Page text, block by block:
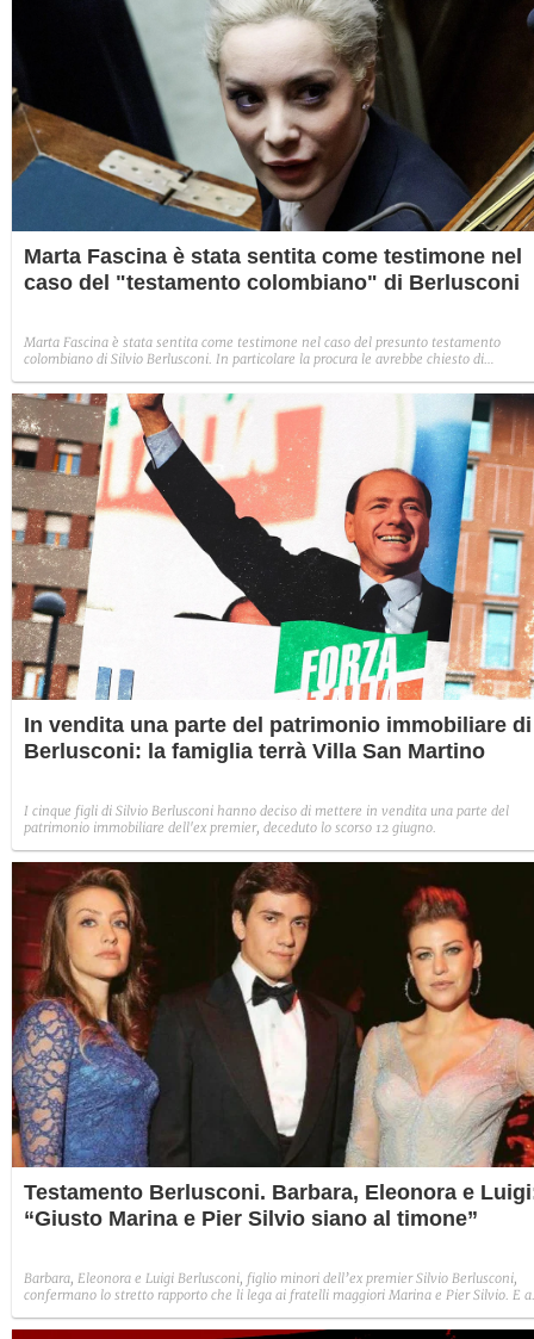
Marta Fascina è stata sentita come testimone nel
caso del "testamento colombiano" di Berlusconi
Marta Fascina è stata sentita come testimone nel caso del presunto testamento
colombiano di Silvio Berlusconi. In particolare la procura le avrebbe chiesto di
racconto dell'imprenditore Marco Di Nunzio - Berlusconi gli avrebbe destinato
a un notaio di Cartagena 26 milioni di euro, yacht, ville ad Antigua nelle Antille, e il
2% di Fininvest.
In vendita una parte del patrimonio immobiliare di
Berlusconi: la famiglia terrà Villa San Martino
I cinque figli di Silvio Berlusconi hanno deciso di mettere in vendita una parte del
patrimonio immobiliare dell'ex premier, deceduto lo scorso 12 giugno.
Testamento Berlusconi. Barbara, Eleonora e
“Giusto Marina e Pier Silvio siano al timone”
Barbara, Eleonora e Luigi Berlusconi, figlio minori dell’ex premier Silvio Berlusconi,
confermano lo stretto rapporto che li lega ai fratelli maggiori Marina e Pier Silvio. E a
successione è stata naturale”.